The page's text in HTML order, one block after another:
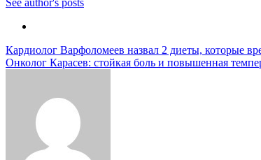
See author's posts
Навигация
по
Кардиолог Варфоломеев назвал 2 диеты, которые
Онколог Карасев: стойкая боль и повышенная